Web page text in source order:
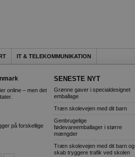
IT & TELEKOMMUNIKATION
online – men det
på forskellige
SENESTE NYT
Grønne gaver i specialdesignet
emballage
Træn skolevejen med dit barn
Genbrugelige
fødevareemballager i større
mængder
Træn skolevejen med dit barn og
skab tryggere trafik ved skolen